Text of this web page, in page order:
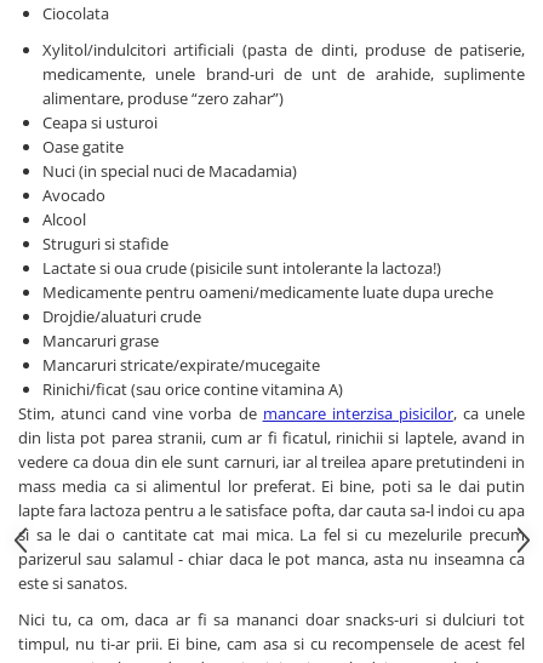
TRIXIE
JUCARII
HĂINUȚE
Masina de tuns
Perie
Recipient hrana
Ciocolata
Xylitol/indulcitori artificiali (pasta de dinti, produse de patiserie,
medicamente, unele brand-uri de unt de arahide, suplimente
alimentare, produse “zero zahar”)
Ceapa si usturoi
Oase gatite
Nuci (in special nuci de Macadamia)
Avocado
Alcool
Struguri si stafide
Lactate si oua crude (pisicile sunt intolerante la lactoza!)
Medicamente pentru oameni/medicamente luate dupa ureche
Drojdie/aluaturi crude
Mancaruri grase
Mancaruri stricate/expirate/mucegaite
Rinichi/ficat (sau orice contine vitamina A)
Stim, atunci cand vine vorba de mancare interzisa pisicilor, ca unele
din lista pot parea stranii, cum ar fi ficatul, rinichii si laptele, avand in
vedere ca doua din ele sunt carnuri, iar al treilea apare pretutindeni in
mass media ca si alimentul lor preferat. Ei bine, poti sa le dai putin
lapte fara lactoza pentru a le satisface pofta, dar cauta sa-l indoi cu apa
si sa le dai o cantitate cat mai mica. La fel si cu mezelurile precum
parizerul sau salamul - chiar daca le pot manca, asta nu inseamna ca
este si sanatos.
Nici tu, ca om, daca ar fi sa mananci doar snacks-uri si dulciuri tot
timpul, nu ti-ar prii. Ei bine, cam asa si cu recompensele de acest fel